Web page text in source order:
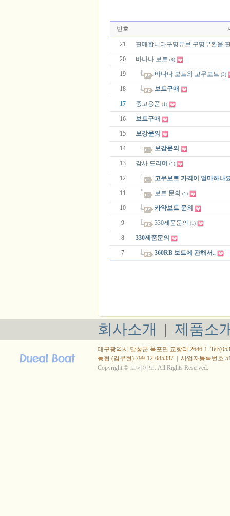
번호
21 판매합니다구명튜브 구명부환을
20 바나나 보트 (8)
19 바나나 보트와 고무보트 (3)
18 보트구매
17 중고용품 (1)
16 보트구매
15 보강문의
14 보강문의
13 감사 드리며 (1)
12 고무보트 가격이 얼마하나
11 보트 문의 (1)
10 카약보트 문의
9 330제품문의 (1)
8 330제품문의
7 360RB 보트에 관해서..
회사소개 | 제품소
대구광역시 달성군 옥포면 교항리 2646-1
농협 (김무현) 799-12-085337
사업자등록번호
Copyright © 토네이도. All Rights Reserved.